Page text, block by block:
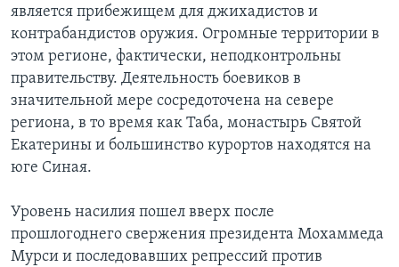
является прибежищем для джихадистов и
контрабандистов оружия. Огромные территории в
этом регионе, фактически, неподконтрольны
правительству. Деятельность боевиков в
значительной мере сосредоточена на севере
региона, в то время как Таба, монастырь Святой
Екатерины и большинство курортов находятся на
юге Синая.
Уровень насилия пошел вверх после
прошлогоднего свержения президента Мохаммеда
Мурси и последовавших репрессий против